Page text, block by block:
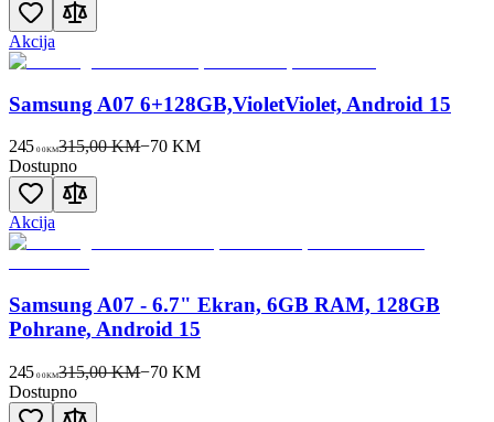
Akcija
Samsung A07 6+128GB,VioletViolet, Android 15
245 00KM315,00 KM−70 KM
Dostupno
Akcija
Samsung A07 - 6.7" Ekran, 6GB RAM, 128GB
Pohrane, Android 15
245 00KM315,00 KM−70 KM
Dostupno